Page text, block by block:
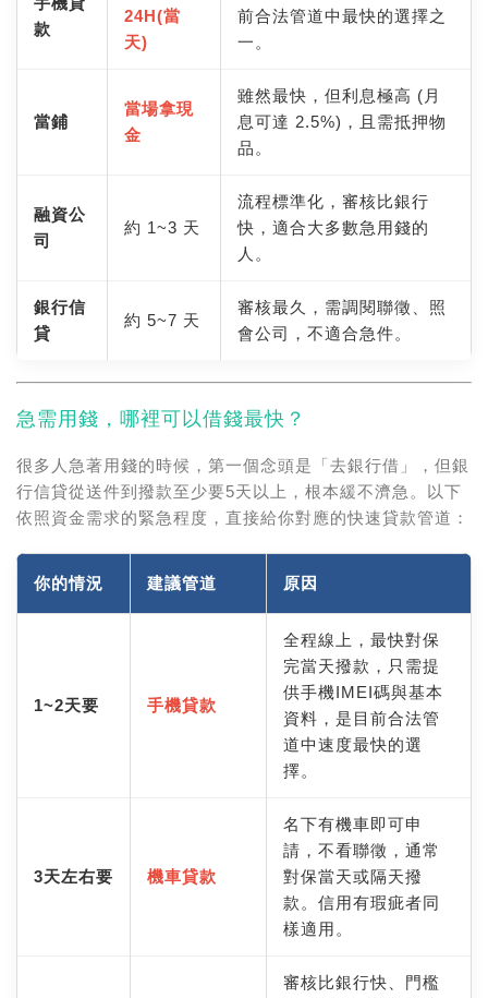
款
24H(當
天)
前合法管道中最快的選擇之
一。
當鋪
當場拿現
金
雖然最快，但利息極高 (月
息可達 2.5%)，且需抵押物
品。
融資公
司
約 1~3 天
流程標準化，審核比銀行
快，適合大多數急用錢的
人。
銀行信
貸
約 5~7 天
審核最久，需調閱聯徵、照
會公司，不適合急件。
急需用錢，哪裡可以借錢最快？
很多人急著用錢的時候，第一個念頭是「去銀行借」，但銀
行信貸從送件到撥款至少要5天以上，根本緩不濟急。以下
依照資金需求的緊急程度，直接給你對應的快速貸款管道：
你的情況 建議管道 原因
1~2天要 手機貸款
全程線上，最快對保
完當天撥款，只需提
供手機IMEI碼與基本
資料，是目前合法管
道中速度最快的選
擇。
3天左右要 機車貸款
名下有機車即可申
請，不看聯徵，通常
對保當天或隔天撥
款。信用有瑕疵者同
樣適用。
審核比銀行快、門檻